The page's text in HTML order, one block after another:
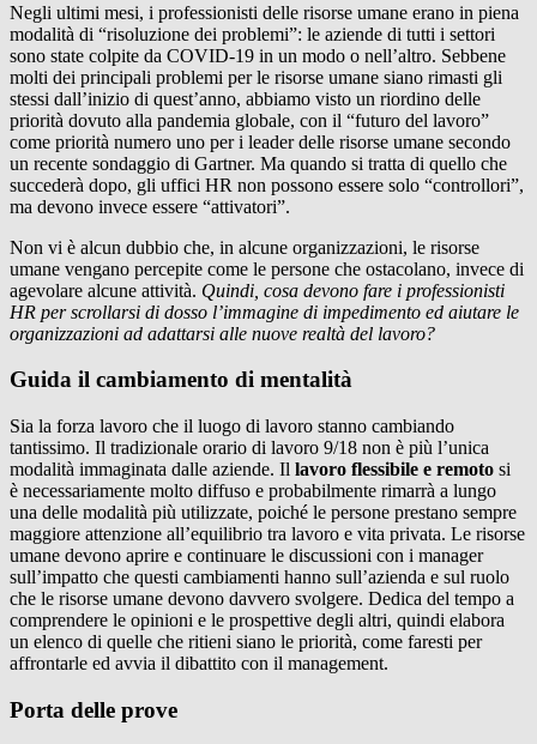
Negli ultimi mesi, i professionisti delle risorse umane erano in piena
modalità di “risoluzione dei problemi”: le aziende di tutti i settori
sono state colpite da COVID-19 in un modo o nell’altro. Sebbene
molti dei principali problemi per le risorse umane siano rimasti gli
stessi dall’inizio di quest’anno, abbiamo visto un riordino delle
priorità dovuto alla pandemia globale, con il “futuro del lavoro”
come priorità numero uno per i leader delle risorse umane secondo
un recente sondaggio di Gartner. Ma quando si tratta di quello che
succederà dopo, gli uffici HR non possono essere solo “controllori”,
ma devono invece essere “attivatori”.
Non vi è alcun dubbio che, in alcune organizzazioni, le risorse
umane vengano percepite come le persone che ostacolano, invece di
agevolare alcune attività. Quindi, cosa devono fare i professionisti
HR per scrollarsi di dosso l’immagine di impedimento ed aiutare le
organizzazioni ad adattarsi alle nuove realtà del lavoro?
Guida il cambiamento di mentalità
Sia la forza lavoro che il luogo di lavoro stanno cambiando
tantissimo. Il tradizionale orario di lavoro 9/18 non è più l’unica
modalità immaginata dalle aziende. Il lavoro flessibile e remoto si
è necessariamente molto diffuso e probabilmente rimarrà a lungo
una delle modalità più utilizzate, poiché le persone prestano sempre
maggiore attenzione all’equilibrio tra lavoro e vita privata. Le risorse
umane devono aprire e continuare le discussioni con i manager
sull’impatto che questi cambiamenti hanno sull’azienda e sul ruolo
che le risorse umane devono davvero svolgere. Dedica del tempo a
comprendere le opinioni e le prospettive degli altri, quindi elabora
un elenco di quelle che ritieni siano le priorità, come faresti per
affrontarle ed avvia il dibattito con il management.
Porta delle prove